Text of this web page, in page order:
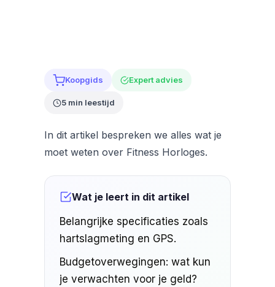
Koopgids Expert advies
5 min leestijd
In dit artikel bespreken we alles wat je
moet weten over Fitness Horloges.
Wat je leert in dit artikel
Belangrijke specificaties zoals
hartslagmeting en GPS.
Budgetoverwegingen: wat kun
je verwachten voor je geld?